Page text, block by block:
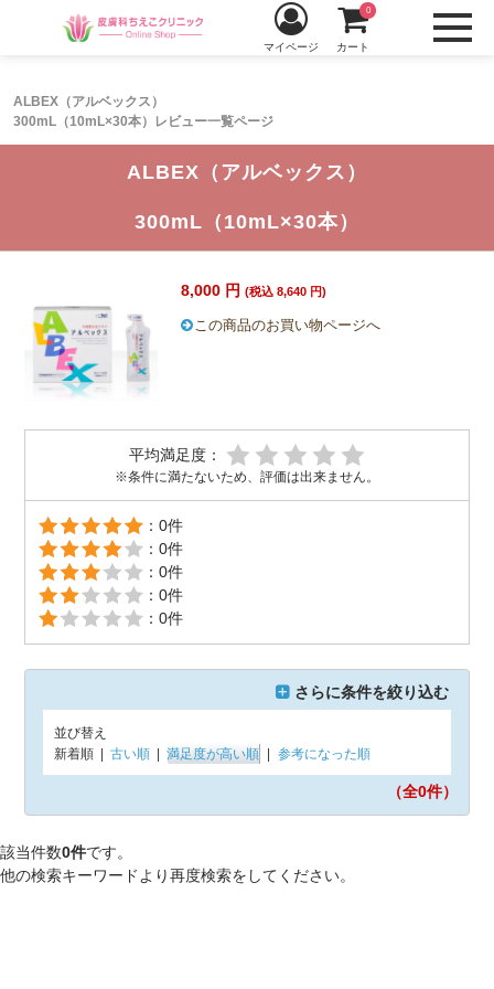
ALBEX（アルベックス）
300mL（10mL×30本）レビュー一覧ページ
マイページ カート
0
ALBEX（アルベックス）
300mL（10mL×30本）
8,000 円 (税込 8,640 円)
この商品のお買い物ページへ
平均満足度：
※条件に満たないため、評価は出来ません。
：0件
：0件
：0件
：0件
：0件
さらに条件を絞り込む
並び替え
新着順
古い順 満足度が高い順 参考になった順
（全0件）
該当件数0件です。
他の検索キーワードより再度検索をしてください。